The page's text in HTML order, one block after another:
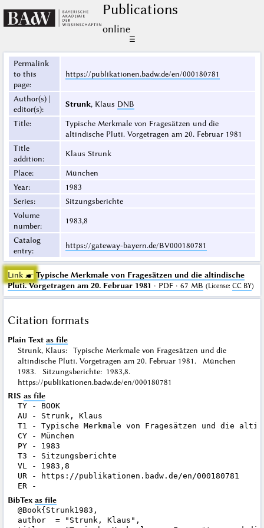
Publications
online
☰
Permalink
to this
page:
https://publikationen.badw.de/en/000180781
Author(s) |
editor(s):
Strunk, Klaus DNB
Title:
Typische Merkmale von Fragesätzen und die
altindische Pluti. Vorgetragen am 20. Februar 1981
Title
addition:
Klaus Strunk
Place:
München
Year:
1983
Series:
Sitzungsberichte
Volume
number:
1983,8
Catalog
entry:
https://gateway-bayern.de/BV000180781
Link ☛ Typische Merkmale von Fragesätzen und die altindische
Pluti. Vorgetragen am 20. Februar 1981 · PDF · 67 MB (License: CC BY)
Citation formats
Plain Text as file
Strunk, Klaus: Typische Merkmale von Fragesätzen und die
altindische Pluti. Vorgetragen am 20. Februar 1981. München
1983. Sitzungsberichte: 1983,8.
https://publikationen.badw.de/en/000180781
RIS as file
TY - BOOK
AU - Strunk, Klaus
T1 - Typische Merkmale von Fragesätzen und die
CY - München
PY - 1983
T3 - Sitzungsberichte
VL - 1983,8
UR - https://publikationen.badw.de/en/000180781
BibTex as file
@Book{Strunk1983,
author  = "Strunk, Klaus",